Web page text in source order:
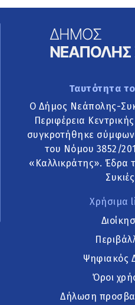
Ταυτότητα
Ο Δήμος Νεάπολης-
Περιφέρεια
συγκροτήθηκε
του Νόμου 3852/
«Καλλικράτης». Έδρα
Χρήσιμα
Ψηφιακός
Όροι
Δήλωση